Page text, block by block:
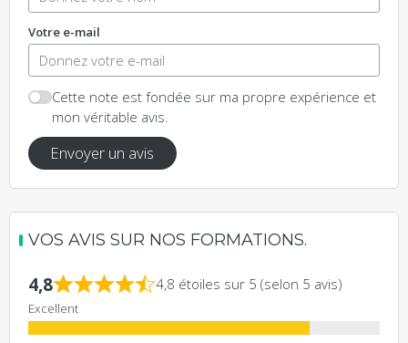
Votre e-mail
Cette note est fondée sur ma propre expérience et
mon véritable avis.
Envoyer un avis
VOS AVIS SUR NOS FORMATIONS.
4,8 4,8 étoiles sur 5 (selon 5 avis)
Excellent